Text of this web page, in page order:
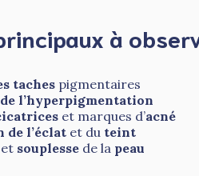
à
taches pigmentaires
l’hyperpigmentation
et marques d’acné
l’éclat et du teint
et souplesse de la peau